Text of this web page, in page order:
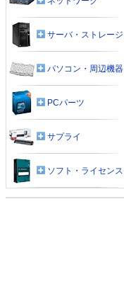
サーバ・ストレージ
パソコン・周辺機器
PCパーツ
サプライ
ソフト・ライセンス